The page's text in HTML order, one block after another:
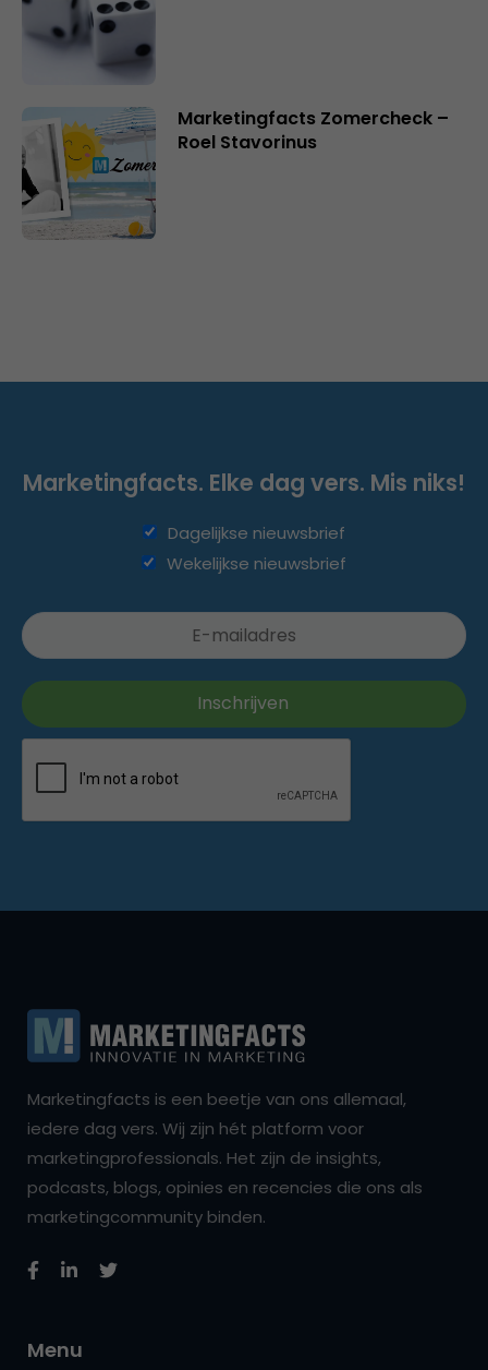
Marketingfacts Zomercheck –
Roel Stavorinus
Marketingfacts. Elke dag vers. Mis niks!
Dagelijkse nieuwsbrief
Wekelijkse nieuwsbrief
Marketingfacts is een beetje van ons allemaal,
iedere dag vers. Wij zijn hét platform voor
marketingprofessionals. Het zijn de insights,
podcasts, blogs, opinies en recencies die ons als
marketingcommunity binden.
Menu